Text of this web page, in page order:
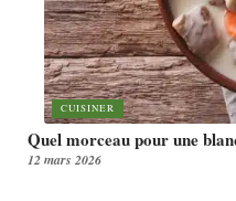
CUISINER
Quel morceau pour une
12 mars 2026